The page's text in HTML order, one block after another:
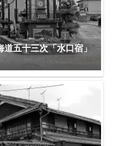
五十三次「水口宿」